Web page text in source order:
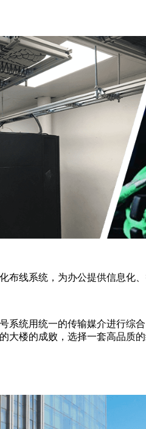
线系统，为办公提供信息化
统用统一的传输媒介进行综
楼的成败，选择一套高品质的